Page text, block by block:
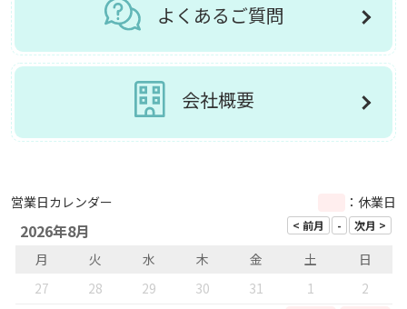
よくあるご質問
会社概要
営業日カレンダー ：休業日
2026年8月
月 火 水 木 金 土
日
27
28 29 30 31 1
2